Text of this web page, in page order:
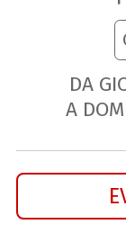
DA
A